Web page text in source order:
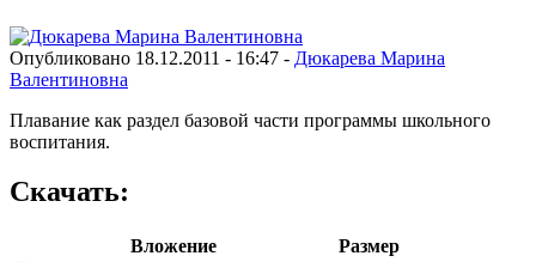
Опубликовано 18.12.2011 - 16:47 - Дюкарева Марина
Валентиновна
Плавание как раздел базовой части программы школьного
воспитания.
Скачать:
Вложение
Размер